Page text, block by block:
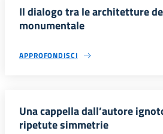
Il dialogo tra le architetture
monumentale
APPROFONDISCI
Una cappella dall’autore
ripetute simmetrie